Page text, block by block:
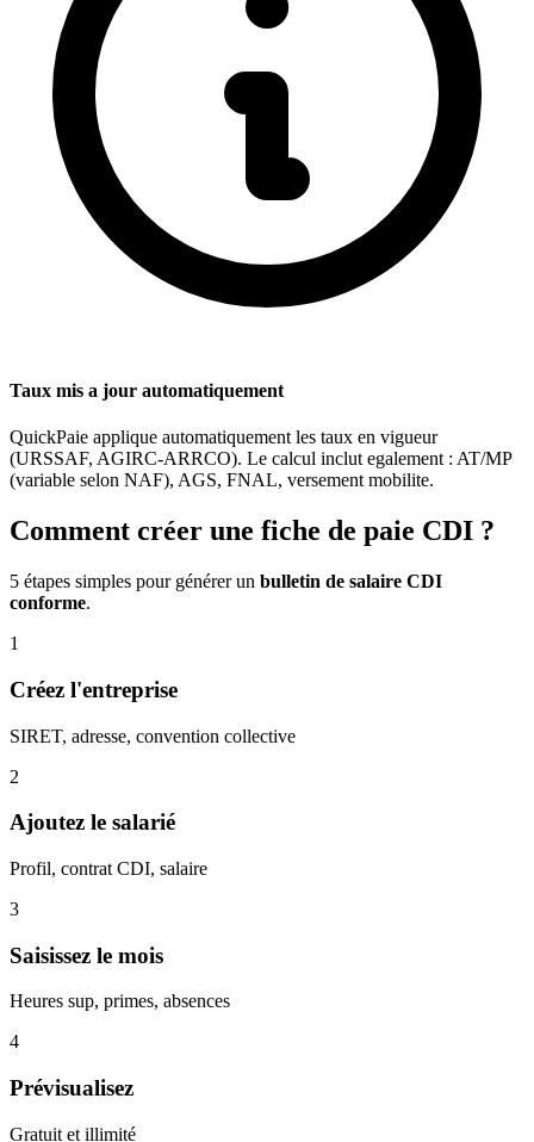
Taux mis a jour automatiquement
QuickPaie applique automatiquement les taux en vigueur
(URSSAF, AGIRC-ARRCO). Le calcul inclut egalement : AT/MP
(variable selon NAF), AGS, FNAL, versement mobilite.
Comment créer une fiche de paie CDI ?
5 étapes simples pour générer un bulletin de salaire CDI
conforme.
1
Créez l'entreprise
SIRET, adresse, convention collective
2
Ajoutez le salarié
Profil, contrat CDI, salaire
3
Saisissez le mois
Heures sup, primes, absences
4
Prévisualisez
Gratuit et illimité